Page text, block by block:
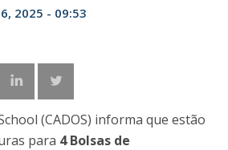
2025 - 09:53
(CADOS) informa que estão
para 4 Bolsas de